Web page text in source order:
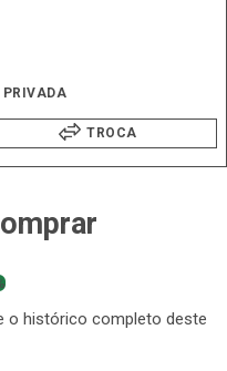
PRIVADA
TROCA
o histórico completo deste